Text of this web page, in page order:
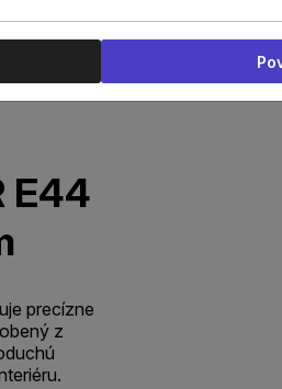
E44
precízne
z